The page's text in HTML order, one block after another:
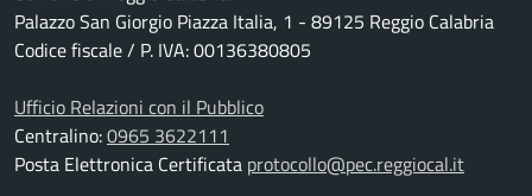
Palazzo San Giorgio Piazza Italia, 1 - 89125 Reggio Calabria
Codice fiscale / P. IVA: 00136380805
Ufficio Relazioni con il Pubblico
Centralino:0965 3622111
Posta Elettronica Certificata protocollo@pec.reggiocal.it